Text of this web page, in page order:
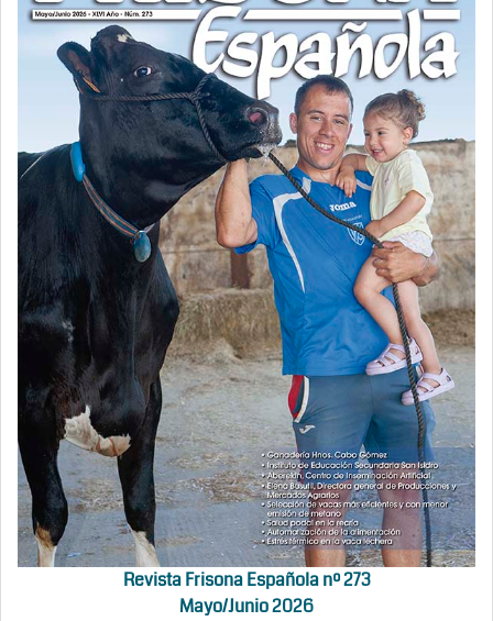
Revista Frisona Española nº 273
Mayo/Junio 2026